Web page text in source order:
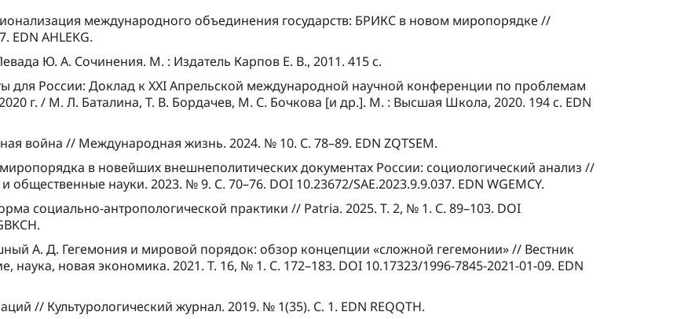
международного объединения государств: БРИКС в новом миропорядке //
AHLEKG.
Ю. А. Сочинения. М. : Издатель Карпов Е. В., 2011. 415 с.
для России: Доклад к XXI Апрельской международной научной конференции по проблемам
г. / М. Л. Баталина, Т. В. Бордачев, М. С. Бочкова [и др.]. М. : Высшая Школа, 2020. 194 с. EDN
война // Международная жизнь. 2024. № 10. С. 78–89. EDN ZQTSEM.
в новейших внешнеполитических документах России: социологический анализ //
науки. 2023. № 9. С. 70–76. DOI 10.23672/SAE.2023.9.9.037. EDN WGEMCY.
социально-антропологической практики // Patria. 2025. Т. 2, № 1. С. 89–103. DOI
А. Д. Гегемония и мировой порядок: обзор концепции «сложной гегемонии» // Вестник
новая экономика. 2021. Т. 16, № 1. С. 172–183. DOI 10.17323/1996-7845-2021-01-09. EDN
// Культурологический журнал. 2019. № 1(35). С. 1. EDN REQQTH.